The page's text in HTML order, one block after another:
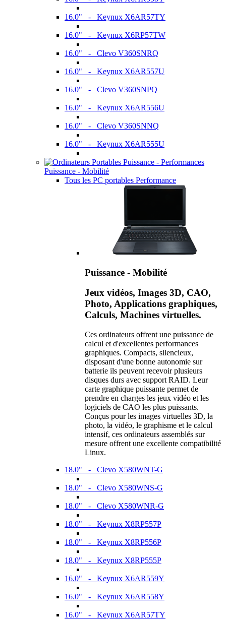
16.0" - Keynux X6AR57TY
16.0" - Keynux X6RP57TW
16.0" - Clevo V360SNRQ
16.0" - Keynux X6AR557U
16.0" - Clevo V360SNPQ
16.0" - Keynux X6AR556U
16.0" - Clevo V360SNNQ
16.0" - Keynux X6AR555U
Puissance - Mobilité
Tous les PC portables Performance
Puissance - Mobilité
Jeux vidéos, Images 3D, CAO,
Photo, Applications graphiques,
Calculs, Machines virtuelles.
Ces ordinateurs offrent une puissance de
calcul et d'excellentes performances
graphiques. Compacts, silencieux,
disposant d'une bonne autonomie sur
batterie ils peuvent recevoir plusieurs
disques durs avec support RAID. Leur
carte graphique puissante permet de
prendre en charges les jeux vidéo et les
logiciels de CAO les plus puissants.
Conçus pour les images virtuelles 3D, la
photo, la vidéo, le graphisme et le calcul
intensif, ces ordinateurs assemblés sur
mesure offrent une excellente compatibilité
Linux.
18.0" - Clevo X580WNT-G
18.0" - Clevo X580WNS-G
18.0" - Clevo X580WNR-G
18.0" - Keynux X8RP557P
18.0" - Keynux X8RP556P
18.0" - Keynux X8RP555P
16.0" - Keynux X6AR559Y
16.0" - Keynux X6AR558Y
16.0" - Keynux X6AR57TY